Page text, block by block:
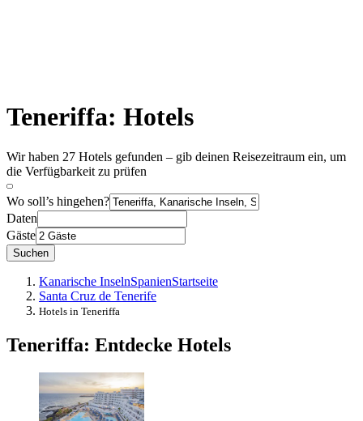
Teneriffa: Hotels
Wir haben 27 Hotels gefunden – gib deinen Reisezeitraum ein, um
die Verfügbarkeit zu prüfen
Wo soll’s hingehen?
Daten
Gäste
Suchen
Kanarische InselnSpanienStartseite
Santa Cruz de Tenerife
Hotels in Teneriffa
Teneriffa: Entdecke Hotels